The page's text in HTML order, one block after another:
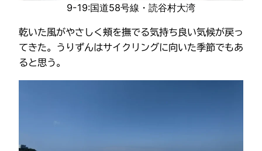
9-19:国道58号線・読谷村大湾
乾いた風がやさしく頬を撫でる気持ち良い気候が戻っ
てきた。うりずんはサイクリングに向いた季節でもあ
ると思う。